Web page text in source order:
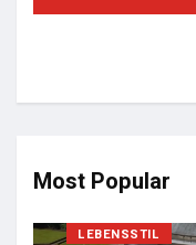
Most Popular
LEBENSSTIL